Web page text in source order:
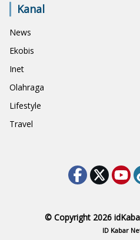
Kanal
News
Ekobis
Inet
Olahraga
Lifestyle
Travel
© Copyright 2026
ID Kabar